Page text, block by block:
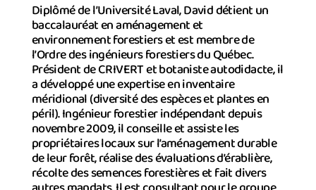
Diplômé de l’Université Laval, David détient un
baccalauréat en aménagement et
environnement forestiers et est membre de
l’Ordre des ingénieurs forestiers du Québec.
Président de CRIVERT et botaniste autodidacte, il
a développé une expertise en inventaire
méridional (diversité des espèces et plantes en
péril). Ingénieur forestier indépendant depuis
novembre 2009, il conseille et assiste les
propriétaires locaux sur l’aménagement durable
de leur forêt, réalise des évaluations d’érablière,
récolte des semences forestières et fait divers